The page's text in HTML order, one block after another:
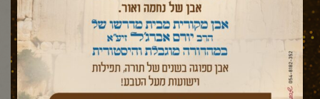
עלון לשבת